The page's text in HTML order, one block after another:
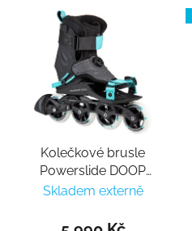
Kolečkové brusle
Powerslide DOOP
Urban 90
Skladem externě